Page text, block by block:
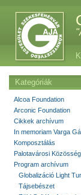
Kategóriák
Alcoa Foundation
Arconic Foundation
Cikkek archívum
In memoriam Varga
Komposztálás
Palotavárosi
Program archívum
Globalizáció Light
Tájsebészet